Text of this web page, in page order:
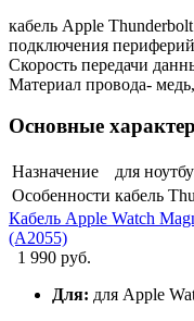
кабель Apple
подключения
Скорость передачи
Материал провода-
Основные
Назначение
для
Особенности кабель
Кабель Apple Watch
(A2055)
1 990 руб.
Для: для Apple